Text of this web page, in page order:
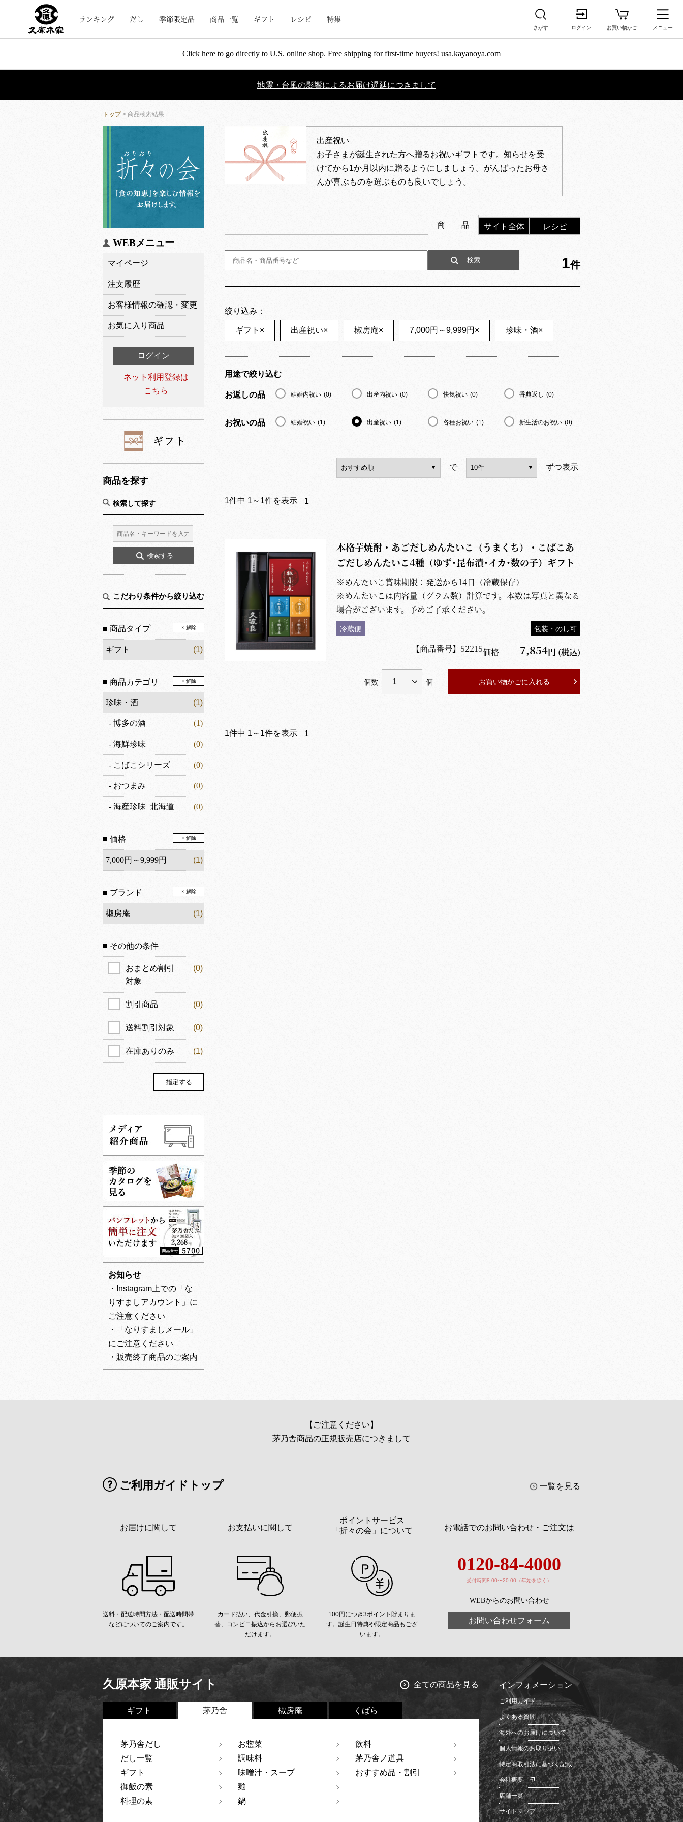
ランキング だし 季節限定品 商品一覧 ギフト レシピ 特集
さがす ログイン お買い物かご メニュー
Click here to go directly to U.S. online shop. Free shipping for first-time buyers! usa.kayanoya.com
地震・台風の影響によるお届け遅延につきまして
トップ> 商品検索結果
WEBメニュー
マイページ
注文履歴
お客様情報の確認・変更
お気に入り商品
ログイン
ネット利用登録は
こちら
商品を探す
検索して探す
こだわり条件から絞り込む
■ 商品タイプ × 解除
ギフト (1)
■ 商品カテゴリ × 解除
珍味・酒 (1)
- 博多の酒 (1)
- 海鮮珍味 (0)
- こばこシリーズ (0)
- おつまみ (0)
- 海産珍味_北海道 (0)
■ 価格 × 解除
7,000円～9,999円 (1)
■ ブランド × 解除
椒房庵 (1)
■ その他の条件
おまとめ割引
対象
(0)
割引商品 (0)
送料割引対象 (0)
在庫ありのみ (1)
お知らせ
・Instagram上での「な
りすましアカウント」に
ご注意ください
・「なりすましメール」
にご注意ください
・販売終了商品のご案内
出産祝い
お子さまが誕生された方へ贈るお祝いギフトです。知らせを受
けてから1か月以内に贈るようにしましょう。がんばったお母さ
んが喜ぶものを選ぶものも良いでしょう。
商 品 サイト全体 レシピ
1件
絞り込み：
ギフト × 出産祝い× 椒房庵× 7,000円～9,999円 × 珍味・酒×
用途で絞り込む
お返しの品 結婚内祝い (0) 出産内祝い (0) 快気祝い (0) 香典返し (0)
お祝いの品 結婚祝い (1) 出産祝い (1) 各種お祝い (1) 新生活のお祝い (0)
で ずつ表示
1件中 1 ～ 1件を表示 1
本格芋焼酎・あごだしめんたいこ（うまくち）・こばこあ
ごだしめんたいこ4種（ゆず･昆布漬･イカ･数の子）ギフト
※めんたいこ賞味期限：発送から14日（冷蔵保存）
※めんたいこは内容量（グラム数）計算です。本数は写真と異なる
場合がございます。予めご了承ください。
冷蔵便 包装・のし可
【商品番号】 52215価格 7,854円 (税込)
個数 個 お買い物かごに入れる
1件中 1 ～ 1件を表示 1
【ご注意ください】
茅乃舎商品の正規販売店につきまして
ご利用ガイドトップ 一覧を見る
お届けに関して
送料・配送時間方法・配送時間帯
などについてのご案内です。
お支払いに関して
カード払い、代金引換、郵便振
替、コンビニ振込からお選びいた
だけます。
ポイントサービス
「折々の会」について
100円につき3ポイント貯まりま
す。誕生日特典や限定商品もござ
います。
お電話でのお問い合わせ・ご注文は
0120-84-4000
受付時間8:00〜20:00（年始を除く）
WEBからのお問い合わせ
お問い合わせフォーム
久原本家 通販サイト 全ての商品を見る
ギフト 茅乃舎 椒房庵 くばら
茅乃舎だし
だし一覧
ギフト
御飯の素
料理の素
お惣菜
調味料
味噌汁・スープ
麺
鍋
飲料
茅乃舎ノ道具
おすすめ品・割引
インフォメーション
ご利用ガイド
よくある質問
海外へのお届けについて
個人情報のお取り扱い
特定商取引法に基づく記載
会社概要
店舗一覧
サイトマップ